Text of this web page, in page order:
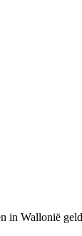
in Wallonië